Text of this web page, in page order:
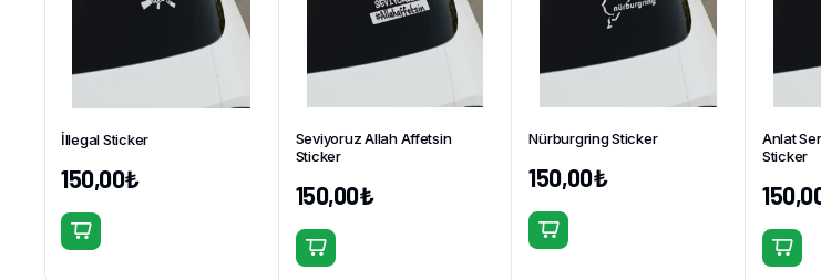
İllegal Sticker
150,00₺
Bu
Seviyoruz Allah Affetsin
Sticker
150,00₺
Bu
Nürburgring Sticker
150,00₺
Bu
Anlat
Sticker
Bu